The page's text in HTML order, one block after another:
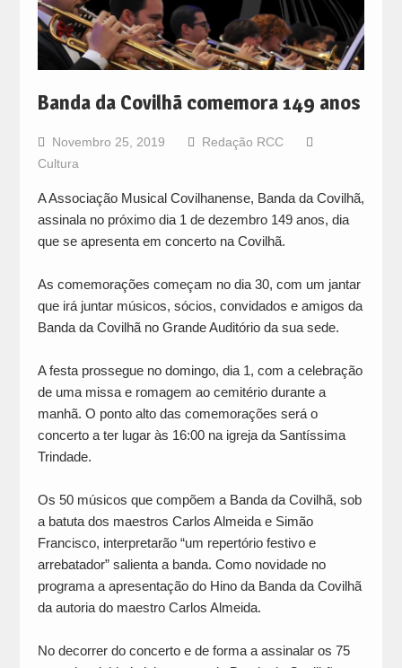
Banda da Covilhã comemora 149 anos
Novembro 25, 2019
Redação RCC
Cultura
A Associação Musical Covilhanense, Banda da Covilhã,
assinala no próximo dia 1 de dezembro 149 anos, dia
que se apresenta em concerto na Covilhã.
As comemorações começam no dia 30, com um jantar
que irá juntar músicos, sócios, convidados e amigos da
Banda da Covilhã no Grande Auditório da sua sede.
A festa prossegue no domingo, dia 1, com a celebração
de uma missa e romagem ao cemitério durante a
manhã. O ponto alto das comemorações será o
concerto a ter lugar às 16:00 na igreja da Santíssima
Trindade.
Os 50 músicos que compõem a Banda da Covilhã, sob
a batuta dos maestros Carlos Almeida e Simão
Francisco, interpretarão “um repertório festivo e
arrebatador” salienta a banda. Como novidade no
programa a apresentação do Hino da Banda da Covilhã
da autoria do maestro Carlos Almeida.
No decorrer do concerto e de forma a assinalar os 75